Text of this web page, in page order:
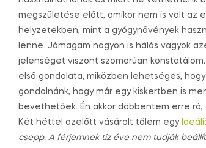
megszületése előtt, amikor nem is volt az
helyzetekben, mint a gyógynövények
lenne. Jómagam nagyon is hálás vagyok
jelenséget viszont szomorúan
első gondolata, miközben lehetséges,
gondolnánk, hogy már egy kiskertben is
bevethetőek. Én akkor döbbentem erre
Két héttel azelőtt vásárolt tőlem egy
csepp. A férjemnek tíz éve nem tudják